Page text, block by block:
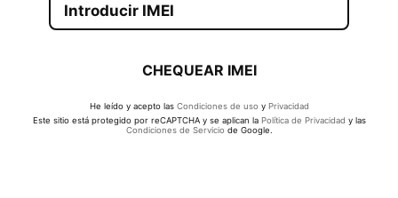
CHEQUEAR IMEI
He leído y acepto las Condiciones de usoy Privacidad
Este sitio está protegido por reCAPTCHA y se aplican la Política de Privacidad y las
Condiciones de Serviciode Google.